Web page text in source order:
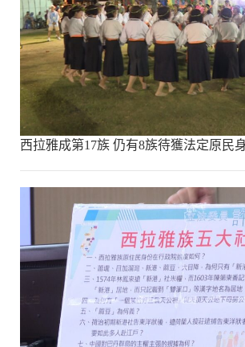
西拉雅成第17族 仍有8族待獲法定原民